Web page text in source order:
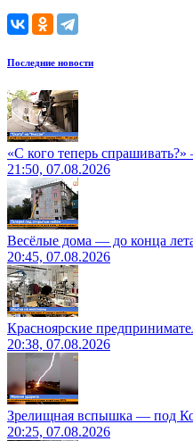
Последние новости
«С кого теперь
21:50, 07.08.2026
Весёлые дома — до конца
20:45, 07.08.2026
Красноярские
20:38, 07.08.2026
Зрелищная вспышка — под
20:25, 07.08.2026